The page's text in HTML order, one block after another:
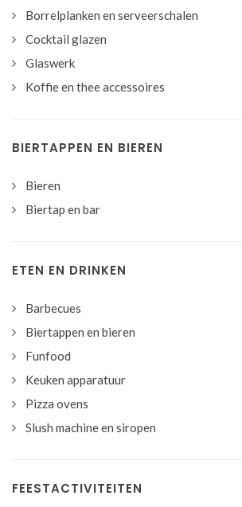
Borrelplanken en serveerschalen
Cocktail glazen
Glaswerk
Koffie en thee accessoires
BIERTAPPEN EN BIEREN
Bieren
Biertap en bar
ETEN EN DRINKEN
Barbecues
Biertappen en bieren
Funfood
Keuken apparatuur
Pizza ovens
Slush machine en siropen
FEESTACTIVITEITEN